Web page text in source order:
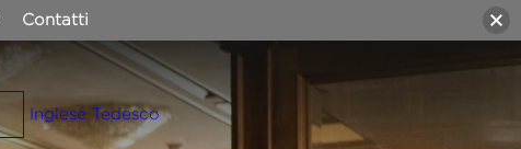
Inglese Tedesco
Contatti